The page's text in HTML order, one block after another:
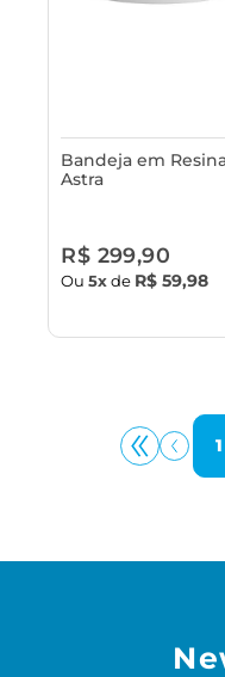
Bandeja em
Astra
R$ 299,90
Ou5xde R$ 59,98
1